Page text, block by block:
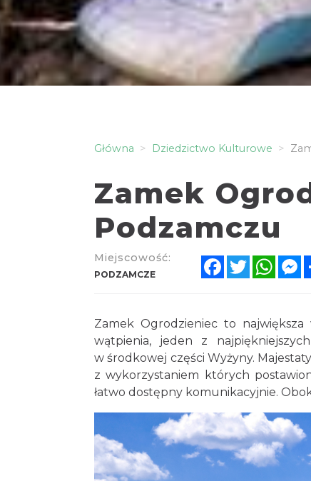
Główna Dziedzictwo Kulturowe
Zamek
Podzamczu
Miejscowość:
PODZAMCZE
FacebookTwitter
Zamek Ogrodzieniec to największa
wątpienia, jeden z
w środkowej części Wyżyny.
z wykorzystaniem których
łatwo dostępny komunikacyjnie.